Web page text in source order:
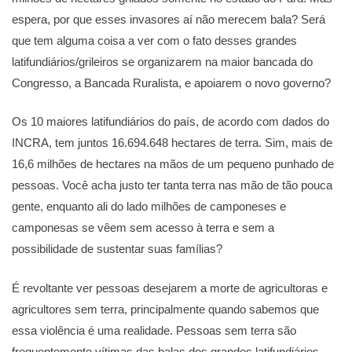
espera, por que esses invasores aí não merecem bala? Será
que tem alguma coisa a ver com o fato desses grandes
latifundiários/grileiros se organizarem na maior bancada do
Congresso, a Bancada Ruralista, e apoiarem o novo governo?
Os 10 maiores latifundiários do país, de acordo com dados do
INCRA, tem juntos 16.694.648 hectares de terra. Sim, mais de
16,6 milhões de hectares na mãos de um pequeno punhado de
pessoas. Você acha justo ter tanta terra nas mão de tão pouca
gente, enquanto ali do lado milhões de camponeses e
camponesas se vêem sem acesso à terra e sem a
possibilidade de sustentar suas famílias?
É revoltante ver pessoas desejarem a morte de agricultoras e
agricultores sem terra, principalmente quando sabemos que
essa violência é uma realidade. Pessoas sem terra são